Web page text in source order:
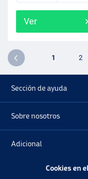
Ver
1 2
Sección de ayuda
Sobre nosotros
Adicional
Cookies en